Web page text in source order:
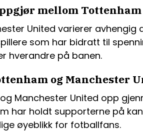
mellom Tottenham
United varierer avhengig
som har bidratt til
hverandre på banen.
og Manchester
Manchester United opp
har holdt supporterne på
øyeblikk for fotballfans.